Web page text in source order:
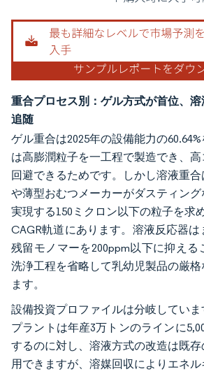
重合プロセス別：ゲル方式が首位、
追随
ゲル重合は2025年の設備能力の
は高膨潤粒子を一工程で製造でき、
回避できるためです。しかし溶液重
や薄型おむつメーカーがダスティン
実現する150ミクロン以下の粒子を求
CAGR軌道にあります。溶液反応器
残留モノマーを200ppm以下に抑え
洗浄工程を省略して乳幼児製品の厳
ます。
設備投資プロファイルは分岐してい
プラントは年産3万トンのラインに
するのに対し、溶液方式の改造は既
用できますが、溶媒回収によりエネ